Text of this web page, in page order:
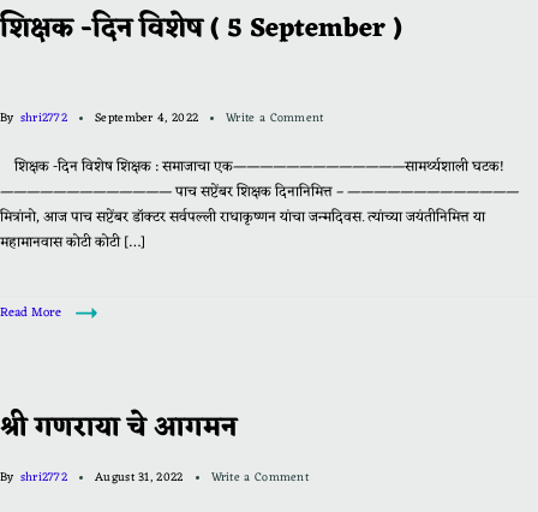
शिक्षक -दिन विशेष ( 5 September )
By shri2772 September 4, 2022 Write a Comment
शिक्षक -दिन विशेष शिक्षक : समाजाचा एक—————————————सामर्थ्यशाली घटक!
————————————— पाच सप्टेंबर शिक्षक दिनानिमित्त – —————————————
मित्रांनो, आज पाच सप्टेंबर डॉक्टर सर्वपल्ली राधाकृष्णन यांचा जन्मदिवस. त्यांच्या जयंतीनिमित्त या
महामानवास कोटी कोटी […]
Read More
श्री गणराया चे आगमन
By shri2772 August 31, 2022 Write a Comment